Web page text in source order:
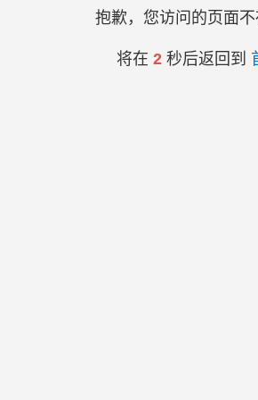
抱歉，您访问的页面不
将在 2秒后返回到